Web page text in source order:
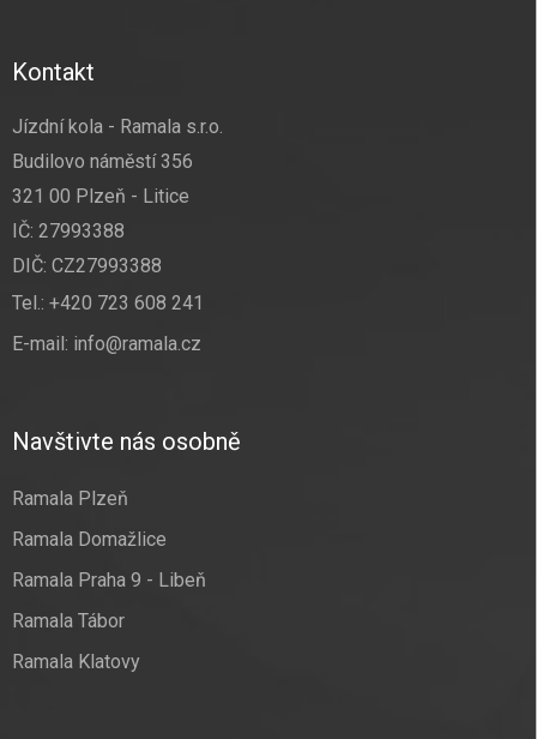
Kontakt
Jízdní kola - Ramala s.r.o.
Budilovo náměstí 356
321 00 Plzeň - Litice
IČ: 27993388
DIČ: CZ27993388
Tel.: +420 723 608 241
E-mail: info@ramala.cz
Navštivte nás osobně
Ramala Plzeň
Ramala Domažlice
Ramala Praha 9 - Libeň
Ramala Tábor
Ramala Klatovy